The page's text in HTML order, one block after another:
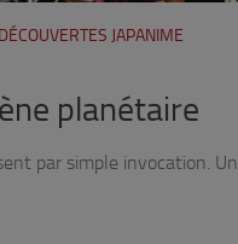
JAPANIME
planétaire
par simple invocation. Un